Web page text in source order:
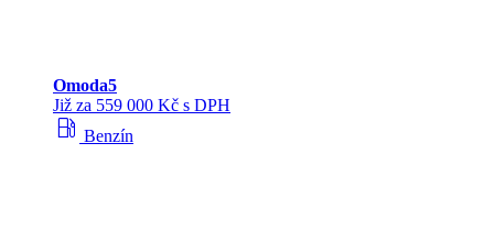
Omoda5
Již za 559 000 Kč s DPH
local_gas_station Benzín